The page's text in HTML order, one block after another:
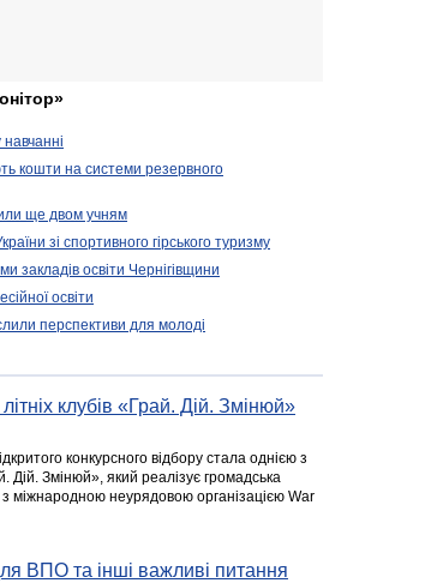
кошти на системи резервного
ще двом учням
зі спортивного гірського туризму
закладів освіти Чернігівщини
освіти
перспективи для молоді
клубів «Грай. Дій. Змінюй»
конкурсного відбору стала однією з
Дій. Змінюй», який реалізує громадська
міжнародною неурядовою організацією War
ВПО та інші важливі питання